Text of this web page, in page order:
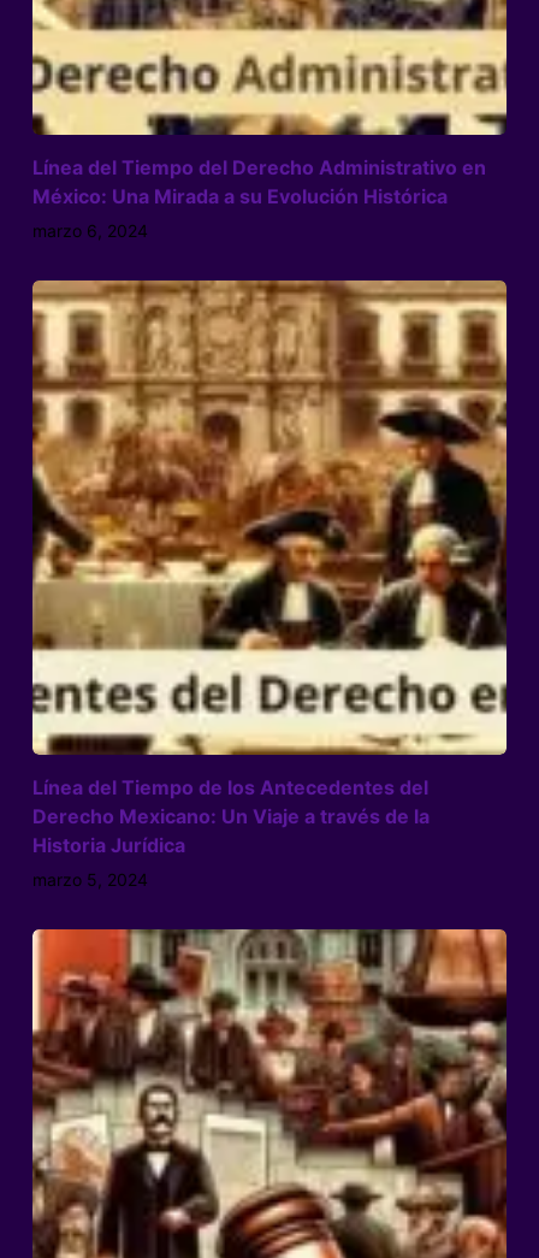
Línea del Tiempo del Derecho Administrativo en
México: Una Mirada a su Evolución Histórica
marzo 6, 2024
Línea del Tiempo de los Antecedentes del
Derecho Mexicano: Un Viaje a través de la
Historia Jurídica
marzo 5, 2024